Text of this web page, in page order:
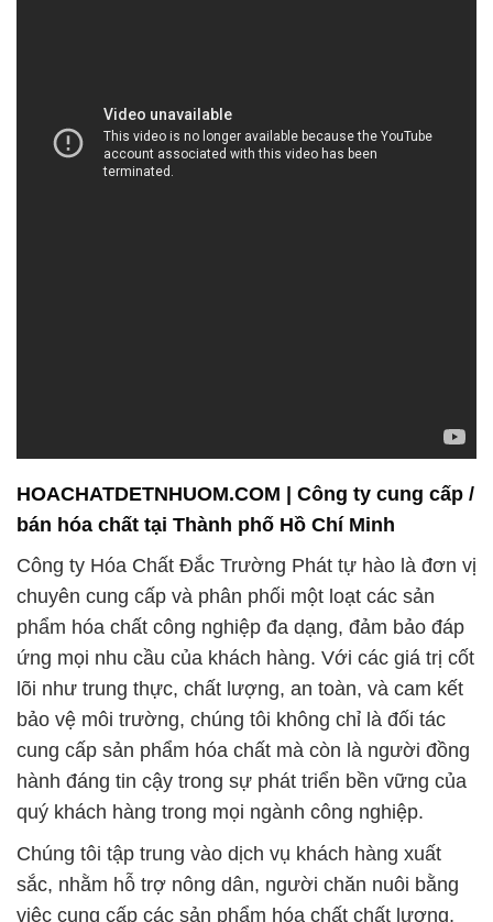
Công ty Hóa Chất Đắc Trường Phát tự hào là đơn vị
chuyên cung cấp và phân phối một loạt các sản
phẩm hóa chất công nghiệp đa dạng, đảm bảo đáp
ứng mọi nhu cầu của khách hàng. Với các giá trị cốt
lõi như trung thực, chất lượng, an toàn, và cam kết
bảo vệ môi trường, chúng tôi không chỉ là đối tác
cung cấp sản phẩm hóa chất mà còn là người đồng
hành đáng tin cậy trong sự phát triển bền vững của
quý khách hàng trong mọi ngành công nghiệp.
Chúng tôi tập trung vào dịch vụ khách hàng xuất
sắc, nhằm hỗ trợ nông dân, người chăn nuôi bằng
việc cung cấp các sản phẩm hóa chất chất lượng,
giúp tăng cường hiệu suất sản xuất và nâng cao
chất lượng sản phẩm. Chúng tôi hiểu rằng việc sử
dụng hóa chất phù hợp là yếu tố then chốt trong
quá trình xây dựng, và chúng tôi cam kết đồng hành